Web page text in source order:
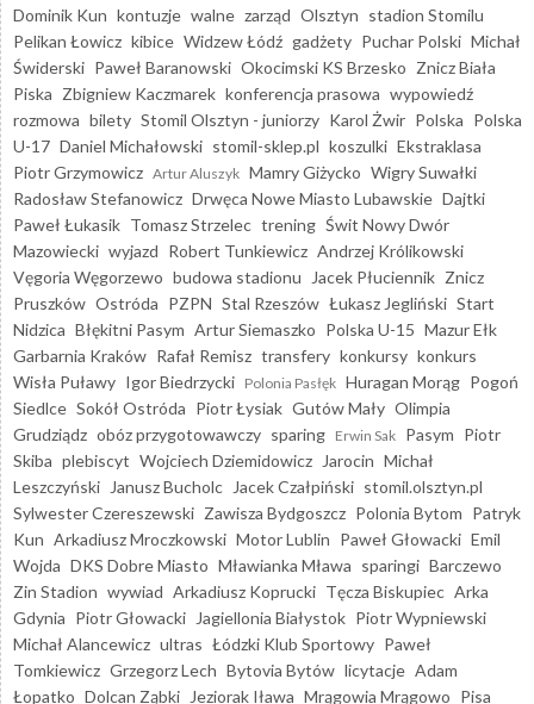
Dominik Kun kontuzje walne zarząd Olsztyn stadion Stomilu
Pelikan Łowicz kibice Widzew Łódź gadżety Puchar Polski Michał
Świderski Paweł Baranowski Okocimski KS Brzesko Znicz Biała
Piska Zbigniew Kaczmarek konferencja prasowa wypowiedź
rozmowa bilety Stomil Olsztyn - juniorzy Karol Żwir Polska Polska
U-17 Daniel Michałowski stomil-sklep.pl koszulki Ekstraklasa
Piotr Grzymowicz Artur Aluszyk Mamry Giżycko Wigry Suwałki
Radosław Stefanowicz Drwęca Nowe Miasto Lubawskie Dajtki
Paweł Łukasik Tomasz Strzelec trening Świt Nowy Dwór
Mazowiecki wyjazd Robert Tunkiewicz Andrzej Królikowski
Vęgoria Węgorzewo budowa stadionu Jacek Płuciennik Znicz
Pruszków Ostróda PZPN Stal Rzeszów Łukasz Jegliński Start
Nidzica Błękitni Pasym Artur Siemaszko Polska U-15 Mazur Ełk
Garbarnia Kraków Rafał Remisz transfery konkursy konkurs
Wisła Puławy Igor Biedrzycki Polonia Pasłęk Huragan Morąg Pogoń
Siedlce Sokół Ostróda Piotr Łysiak Gutów Mały Olimpia
Grudziądz obóz przygotowawczy sparing Erwin Sak Pasym Piotr
Skiba plebiscyt Wojciech Dziemidowicz Jarocin Michał
Leszczyński
Janusz Bucholc Jacek Czałpiński stomil.olsztyn.pl
Sylwester Czereszewski Zawisza Bydgoszcz Polonia Bytom Patryk
Kun Arkadiusz Mroczkowski Motor Lublin Paweł Głowacki Emil
Wojda DKS Dobre Miasto Mławianka Mława sparingi Barczewo
Zin Stadion wywiad Arkadiusz Koprucki Tęcza Biskupiec Arka
Gdynia Piotr Głowacki Jagiellonia Białystok Piotr Wypniewski
Michał Alancewicz ultras Łódzki Klub Sportowy Paweł
Tomkiewicz Grzegorz Lech Bytovia Bytów licytacje Adam
Łopatko Dolcan Ząbki Jeziorak Iława Mrągowia Mrągowo Pisa